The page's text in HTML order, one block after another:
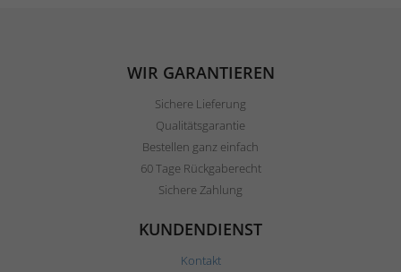
WIR GARANTIEREN
Sichere Lieferung
Qualitätsgarantie
Bestellen ganz einfach
60 Tage Rückgaberecht
Sichere Zahlung
KUNDENDIENST
Kontakt